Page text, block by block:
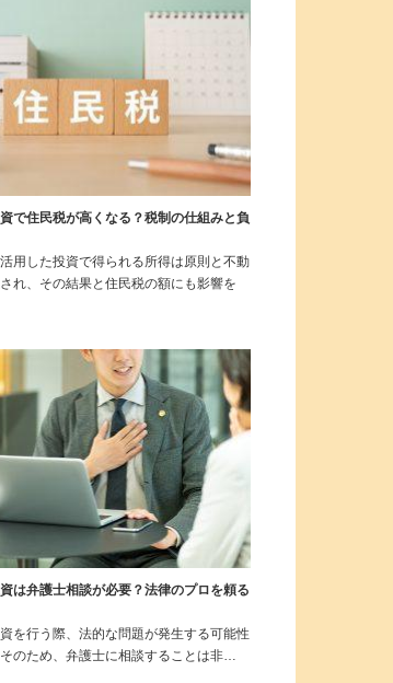
で住民税が高くなる？税制の仕組みと負
用した投資で得られる所得は原則と不動
れ、その結果と住民税の額にも影響を
は弁護士相談が必要？法律のプロを頼る
を行う際、法的な問題が発生する可能性
のため、弁護士に相談することは非…